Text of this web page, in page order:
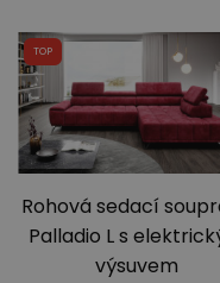
TOP
Rohová sedací
Palladio L s
výsuvem